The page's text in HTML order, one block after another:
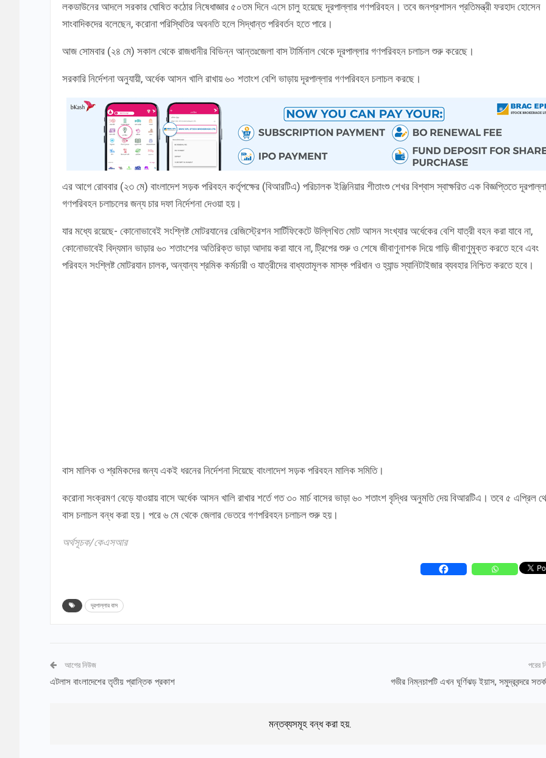
লকডাউনের আদলে সরকার ঘোষিত কঠোর নিষেধাজ্ঞার ৫০তম দিনে এসে চালু হয়েছে দূরপাল্লার গণপরিবহন। তবে জনপ্রশাসন প্রতিমন্ত্রী ফরহাদ হোসেন
সাংবাদিকদের বলেছেন, করোনা পরিস্থিতির অবনতি হলে সিদ্ধান্ত পরিবর্তন হতে পারে।
আজ সোমবার (২৪ মে) সকাল থেকে রাজধানীর বিভিন্ন আন্তঃজেলা বাস টার্মিনাল থেকে দূরপাল্লার গণপরিবহন চলাচল শুরু করেছে।
সরকারি নির্দেশনা অনুযায়ী, অর্ধেক আসন খালি রাখায় ৬০ শতাংশ বেশি ভাড়ায় দূরপাল্লার গণপরিবহন চলাচল করছে।
এর আগে রোববার (২৩ মে) বাংলাদেশ সড়ক পরিবহন কর্তৃপক্ষের (বিআরটিএ) পরিচালক ইঞ্জিনিয়ার শীতাংশু শেখর বিশ্বাস স্বাক্ষরিত এক বিজ্ঞপ্তিতে
গণপরিবহন চলাচলের জন্য চার দফা নির্দেশনা দেওয়া হয়।
যার মধ্যে রয়েছে- কোনোভাবেই সংশ্লিষ্ট মোটরযানের রেজিস্ট্রেশন সার্টিফিকেটে উল্লিখিত মোট আসন সংখ্যার অর্ধেকের বেশি যাত্রী বহন করা যাবে না,
কোনোভাবেই বিদ্যমান ভাড়ার ৬০ শতাংশের অতিরিক্ত ভাড়া আদায় করা যাবে না, ট্রিপের শুরু ও শেষে জীবাণুনাশক দিয়ে গাড়ি জীবাণুমুক্ত করতে হবে এবং
পরিবহন সংশ্লিষ্ট মোটরযান চালক, অন্যান্য শ্রমিক কর্মচারী ও যাত্রীদের বাধ্যতামূলক মাস্ক পরিধান ও হ্যান্ড স্যানিটাইজার ব্যবহার নিশ্চিত করতে হবে।
বাস মালিক ও শ্রমিকদের জন্য একই ধরনের নির্দেশনা দিয়েছে বাংলাদেশ সড়ক পরিবহন মালিক সমিতি।
করোনা সংক্রমণ বেড়ে যাওয়ায় বাসে অর্ধেক আসন খালি রাখার শর্তে গত ৩০ মার্চ বাসের ভাড়া ৬০ শতাংশ বৃদ্ধির অনুমতি দেয় বিআরটিএ। তবে ৫ এপ্রিল
বাস চলাচল বন্ধ করা হয়। পরে ৬ মে থেকে জেলার ভেতরে গণপরিবহন চলাচল শুরু হয়।
অর্থসূচক/কেএসআর
দূরপাল্লার বাস
আগের নিউজ
এটলাস বাংলাদেশের তৃতীয় প্রান্তিক প্রকাশ
পরের
গভীর নিম্নচাপটি এখন ঘূর্ণিঝড় ইয়াস, সমুদ্রবন্দরে
মন্তব্যসমূহ বন্ধ করা হয়.